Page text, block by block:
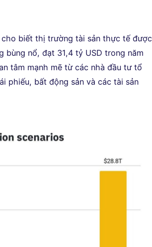
cho biết thị trường tài sản thực tế được
bùng nổ, đạt 31,4 tỷ USD trong năm
tâm mạnh mẽ từ các nhà đầu tư tổ
phiếu, bất động sản và các tài sản